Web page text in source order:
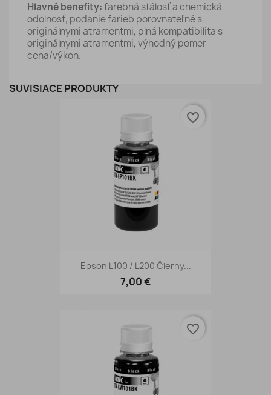
Hlavné benefity:farebná stálosť a chemická
odolnosť, podanie farieb porovnateľné s
originálnymi atramentmi, plná kompatibilita s
originálnymi atramentmi, výhodný pomer
cena/výkon.
SÚVISIACE PRODUKTY
Epson L100 / L200 Čierny...
7,00 €
favorite_border
favorite_border